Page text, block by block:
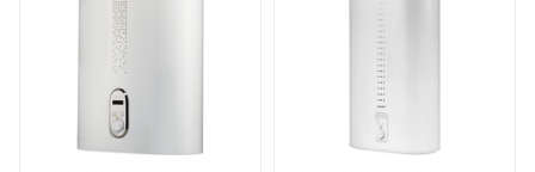
клапан давления
Сетевой кабель
Да (с вилкой)
Управление c
мобильного приложения
по Wi-Fi